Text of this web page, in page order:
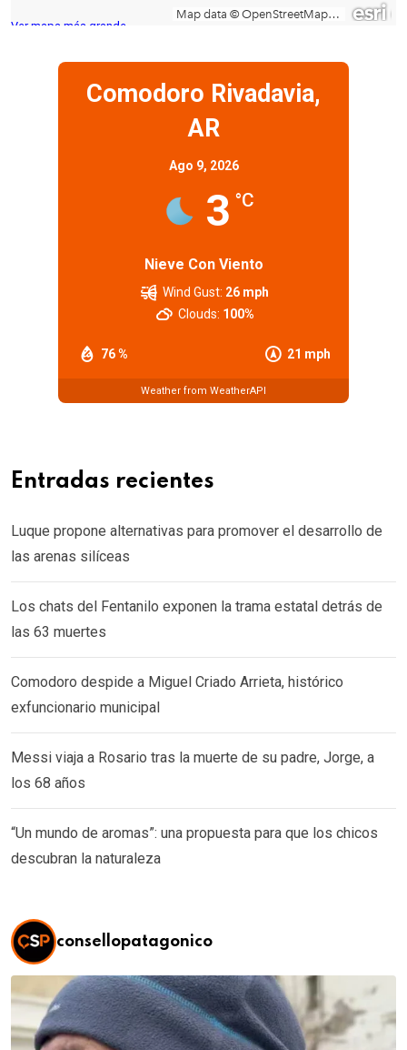
Ver mapa más grande
Comodoro Rivadavia,
AR
Ago 9, 2026
3 °C
Nieve Con Viento
76 % 21 mph
Wind Gust: 26 mph
Clouds: 100%
Weather from WeatherAPI
Entradas recientes
Luque propone alternativas para promover el desarrollo de
las arenas silíceas
Los chats del Fentanilo exponen la trama estatal detrás de
las 63 muertes
Comodoro despide a Miguel Criado Arrieta, histórico
exfuncionario municipal
Messi viaja a Rosario tras la muerte de su padre, Jorge, a
los 68 años
“Un mundo de aromas”: una propuesta para que los chicos
descubran la naturaleza
consellopatagonico